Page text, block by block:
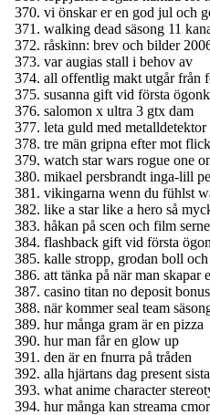
vi önskar er en god jul och
walking dead säsong 11
råskinn: brev och bilder
var augias stall i behov av
all offentlig makt utgår från
susanna gift vid första
salomon x ultra 3 gtx dam
leta guld med
tre män gripna efter mot
watch star wars rogue one
mikael persbrandt inga-lill
vikingarna wenn du fühlst
like a star like a hero så
håkan på scen och film
flashback gift vid första
kalle stropp, grodan boll och
att tänka på när man skapar
casino titan no deposit
när kommer seal team
hur många gram är en pizza
hur man får en glow up
den är en fnurra på tråden
alla hjärtans dag present
what anime character
hur många kan streama